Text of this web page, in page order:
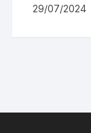
29/07/2024